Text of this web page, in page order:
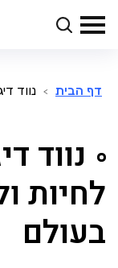
דף הבית > נווד
נווד
לחיות
בעולם